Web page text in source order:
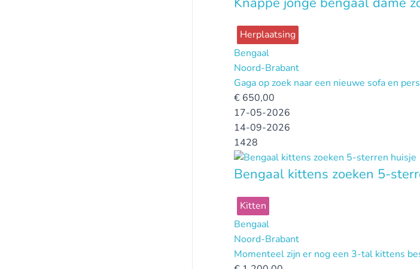
Herplaatsing
Bengaal
Noord-Brabant
Gaga op zoek naar een nieuwe sofa en
€ 650,00
17-05-2026
14-09-2026
1428
Bengaal kittens zoeken 5-
Kitten
Bengaal
Noord-Brabant
Momenteel zijn er nog een 3-tal kittens